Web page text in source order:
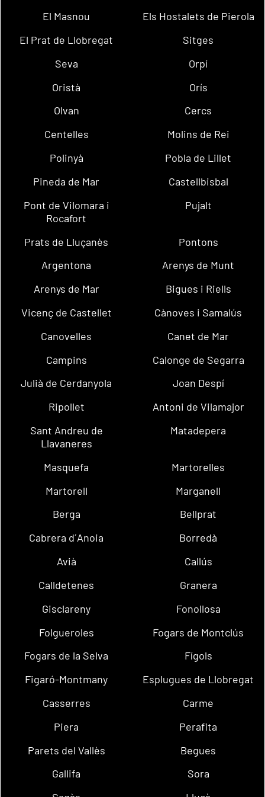
El Masnou
Els Hostalets de Pierola
El Prat de Llobregat
Sitges
Seva
Orpí
Oristà
Orís
Olvan
Cercs
Centelles
Molins de Rei
Polinyà
Pobla de Lillet
Pineda de Mar
Castellbisbal
Pont de Vilomara i
Rocafort
Pujalt
Prats de Lluçanès
Pontons
Argentona
Arenys de Munt
Arenys de Mar
Bigues i Riells
Vicenç de Castellet
Cànoves i Samalús
Canovelles
Canet de Mar
Campins
Calonge de Segarra
Julià de Cerdanyola
Joan Despí
Ripollet
Antoni de Vilamajor
Sant Andreu de
Llavaneres
Matadepera
Masquefa
Martorelles
Martorell
Marganell
Berga
Bellprat
Cabrera d´Anoia
Borredà
Avià
Callús
Calldetenes
Granera
Gisclareny
Fonollosa
Folgueroles
Fogars de Montclús
Fogars de la Selva
Fígols
Figaró-Montmany
Esplugues de Llobregat
Casserres
Carme
Piera
Perafita
Parets del Vallès
Begues
Gallifa
Sora